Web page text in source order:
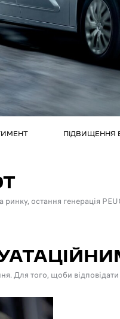
ПІДВИЩЕННЯ
остання генерація
Для того, щоби